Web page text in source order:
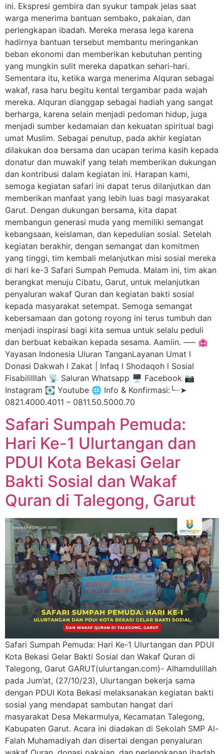
ini. Ekspresi gembira dan syukur tampak jelas saat
warga menerima bantuan sembako, pakaian, dan
perlengkapan ibadah. Mereka merasa lega karena
hadirnya bantuan tersebut membantu meringankan
beban ekonomi dan memberikan kebutuhan penting
yang mungkin sulit mereka dapatkan sehari-hari.
Sementara itu, ketika warga menerima Alquran sebagai
wakaf, rasa haru begitu kental tergambar pada wajah
mereka. Alquran dianggap sebagai hadiah yang sangat
berharga, karena selain menjadi pedoman hidup, juga
menjadi sumber kedamaian dan kekuatan spiritual bagi
umat Muslim. Sebagai penutup, pada akhir kegiatan
dilakukan doa bersama dan ucapan terima kasih kepada
donatur dan muwakif yang telah memberikan dukungan
dan kontribusi dalam kegiatan ini. Harapan kami,
semoga kegiatan safari ini dapat terus dilanjutkan dan
memberikan manfaat yang lebih luas bagi masyarakat
Garut. Dengan dukungan bersama, kita dapat
membangun generasi muda yang memiliki semangat
kebangsaan, keislaman, dan kepedulian sosial. Setelah
kegiatan berakhir, dengan semangat dan komitmen
yang tinggi, tim kembali melanjutkan misi sosial mereka
di hari ke-3 Safari Sumpah Pemuda. Malam ini, tim akan
berangkat menuju Cibatu, Garut, untuk melanjutkan
penyaluran wakaf Quran dan kegiatan bakti sosial
kepada masyarakat setempat. Semoga semangat
kebersamaan dan gotong royong ini terus tumbuh dan
menjadi inspirasi bagi kita semua untuk selalu peduli
dan berbuat kebaikan kepada sesama. Aamiin. —– 🏩
Yayasan Indonesia Uluran TanganLayanan Umat l
Donasi Dakwah l Zakat | Infaq l Shodaqoh l Sosial
Fisabililllah 📡 Saluran Whatsapp 🖥️ Facebook 📷
Instagram 💽 Youtube 🌐 Info & Konfirmasi:╰┈➤
0821.4000.4011 – 0811.50.5000.70
Safari Sumpah Pemuda:
Hari Ke-1 Ulurtangan dan
PDUI Kota Bekasi Gelar
Bakti Sosial dan Wakaf
Quran di Talegong, Garut
Safari Sumpah Pemuda: Hari Ke-1 Ulurtangan dan PDUI
Kota Bekasi Gelar Bakti Sosial dan Wakaf Quran di
Talegong, Garut GARUT(ulurtangan.com)- Alhamdulillah
pada Jum’at, (27/10/23), Ulurtangan bekerja sama
dengan PDUI Kota Bekasi melaksanakan kegiatan bakti
sosial yang mendapat sambutan hangat dari
masyarakat Desa Mekarmulya, Kecamatan Talegong,
Kabupaten Garut. Acara ini diadakan di Sekolah SMP Al-
Falah Muhamadiyah dan disertai dengan penyaluran